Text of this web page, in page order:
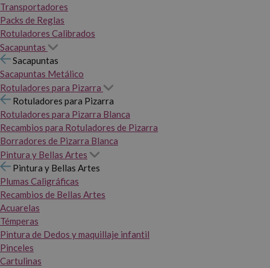
Transportadores
Packs de Reglas
Rotuladores Calibrados
Sacapuntas
Sacapuntas
Sacapuntas Metálico
Rotuladores para Pizarra
Rotuladores para Pizarra
Rotuladores para Pizarra Blanca
Recambios para Rotuladores de Pizarra
Borradores de Pizarra Blanca
Pintura y Bellas Artes
Pintura y Bellas Artes
Plumas Caligráficas
Recambios de Bellas Artes
Acuarelas
Témperas
Pintura de Dedos y maquillaje infantil
Pinceles
Cartulinas